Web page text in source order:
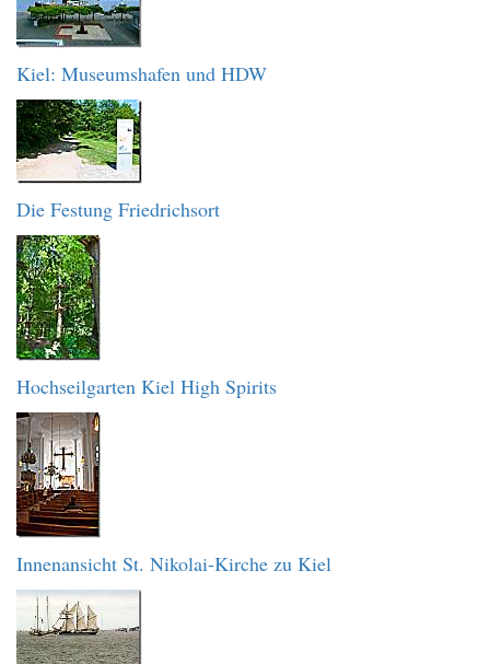
Kiel: Museumshafen und HDW
Die Festung Friedrichsort
Hochseilgarten Kiel High Spirits
Innenansicht St. Nikolai-Kirche zu Kiel